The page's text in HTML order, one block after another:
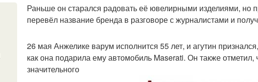
Раньше он старался радовать её ювелирными изделиями, но
перевёл название бренда в разговоре с журналистами и
26 мая Анжелике варум исполнится 55 лет, и агутин
как она подарила ему автомобиль Maserati. Он также отметил,
значительного